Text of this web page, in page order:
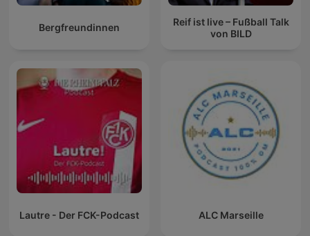
Bergfreundinnen
Reif ist live – Fußball Talk
von BILD
Lautre - Der FCK-Podcast ALC Marseille